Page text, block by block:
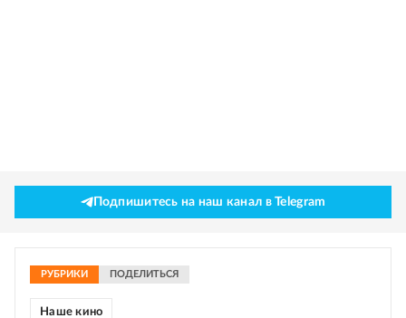
Подпишитесь на наш канал в Telegram
РУБРИКИ ПОДЕЛИТЬСЯ
Наше кино